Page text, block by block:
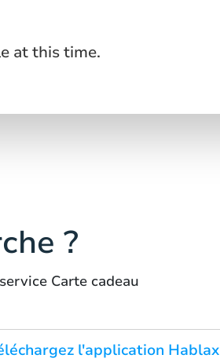
at this time.
?
Carte cadeau
l'application Hablax